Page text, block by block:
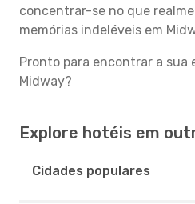
concentrar-se no que
memórias indeléveis em
Pronto para encontrar a sua
Midway?
Explore hotéis em
Cidades populares